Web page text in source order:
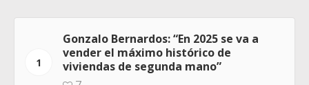
1
Gonzalo Bernardos: “En 2025 se va a
vender el máximo histórico de
viviendas de segunda mano”